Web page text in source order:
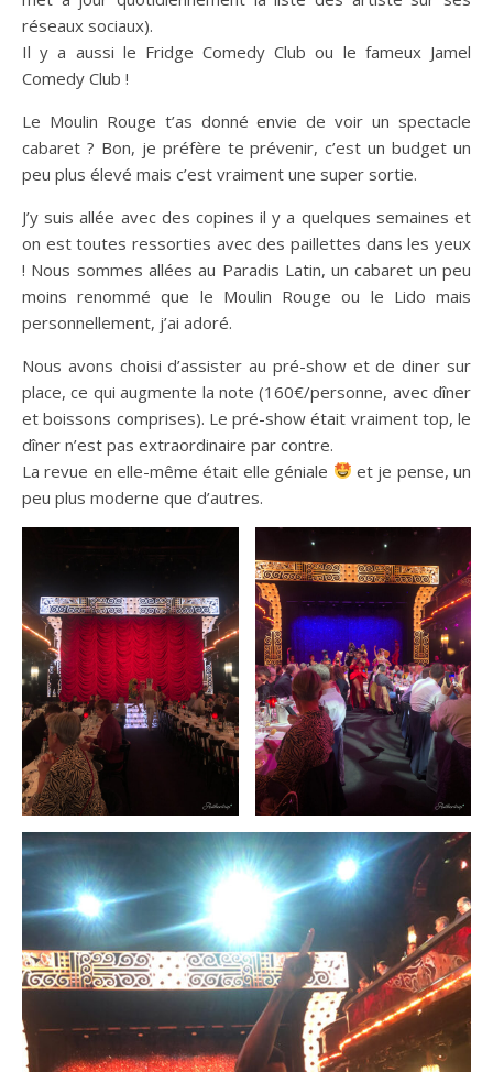
réseaux sociaux).
Il y a aussi le Fridge Comedy Club ou le fameux Jamel
Comedy Club !
Le Moulin Rouge t’as donné envie de voir un spectacle
cabaret ? Bon, je préfère te prévenir, c’est un budget un
peu plus élevé mais c’est vraiment une super sortie.
J’y suis allée avec des copines il y a quelques semaines et
on est toutes ressorties avec des paillettes dans les yeux
! Nous sommes allées au Paradis Latin, un cabaret un peu
moins renommé que le Moulin Rouge ou le Lido mais
personnellement, j’ai adoré.
Nous avons choisi d’assister au pré-show et de diner sur
place, ce qui augmente la note (160€/personne, avec dîner
et boissons comprises). Le pré-show était vraiment top, le
dîner n’est pas extraordinaire par contre.
La revue en elle-même était elle géniale
et je pense, un
peu plus moderne que d’autres.